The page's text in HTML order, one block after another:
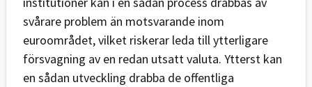
svårare problem än motsvarande inom
euroområdet, vilket riskerar leda till ytterligare
försvagning av en redan utsatt valuta. Ytterst kan
en sådan utveckling drabba de offentliga